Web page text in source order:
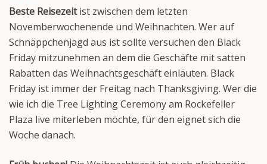
Beste Reisezeitist zwischen dem letzten
Novemberwochenende und Weihnachten. Wer auf
Schnäppchenjagd aus ist sollte versuchen den Black
Friday mitzunehmen an dem die Geschäfte mit satten
Rabatten das Weihnachtsgeschäft einläuten. Black
Friday ist immer der Freitag nach Thanksgiving. Wer die
wie ich die Tree Lighting Ceremony am Rockefeller
Plaza live miterleben möchte, für den eignet sich die
Woche danach.